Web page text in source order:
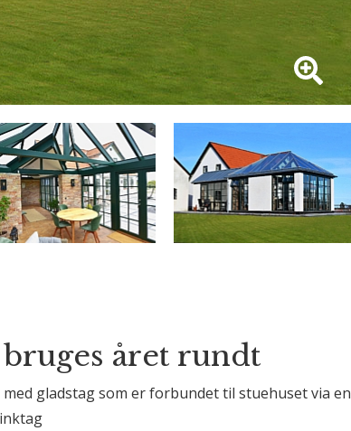
året rundt
gladstag som er forbundet til stuehuset via en